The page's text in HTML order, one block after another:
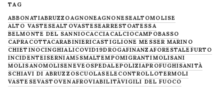
TAG
ABBONATIABRUZZOAGNONEAGNONESEALTOMOLISE
ALTO VASTESEALTOVASTESEARRESTOATESSA
BELMONTE DEL SANNIOCACCIA CALCIOCAMPOBASSO
CAPRACOTTACARABINIERICASTIGLIONE MESSER MARINO
CHIETINOCINGHIALICOVID19DROGAFINANZAFORESTALE FURTO
INCIDENTEISERNIAM5SMALTEMPOMIGRANTIMOLISANI
MOLISANOMOLISENEVE OSPEDALEPOLIZIAPROFUGHISANITÀ
SCHIAVI DI ABRUZZOSCUOLASELECONTROLLOTERMOLI
VASTESEVASTOVENAFROVIABILITÀVIGILI DEL FUOCO